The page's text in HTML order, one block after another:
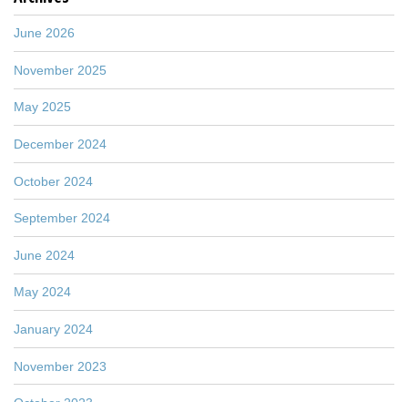
June 2026
November 2025
May 2025
December 2024
October 2024
September 2024
June 2024
May 2024
January 2024
November 2023